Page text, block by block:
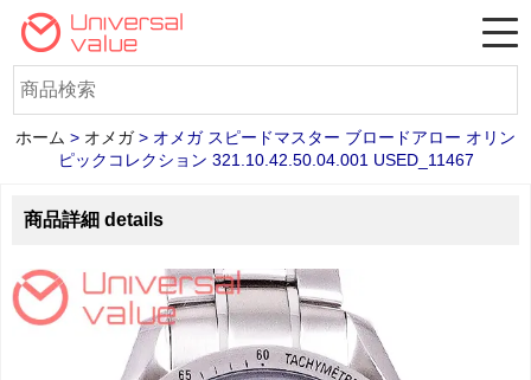
ホーム > オメガ> オメガ スピードマスター ブロードアロー オリン
ピックコレクション 321.10.42.50.04.001 USED_11467
商品詳細 details